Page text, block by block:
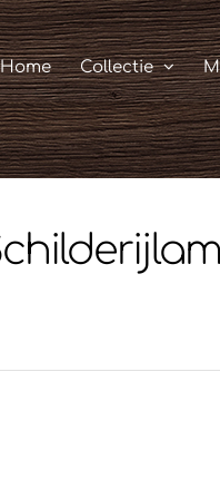
Home Collectie